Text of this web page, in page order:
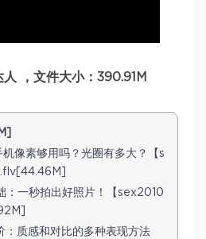
，文件大小：390.91M
机像素够用吗？光圈有多大？【s
：一秒拍出好照片！【sex2010
：质感和对比的多种表现方法